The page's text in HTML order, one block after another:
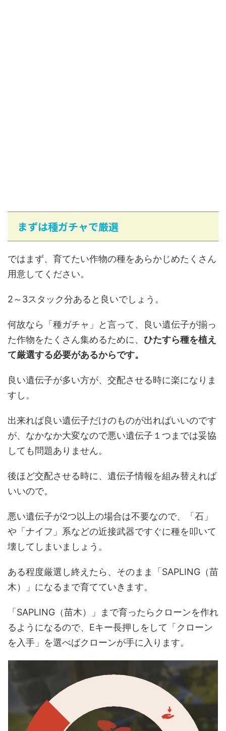
まずは種ガチャで厳選
ではまず、育てたい作物の種をあらかじめたくさん
用意してください。
2～3スタック分あると良いでしょう。
何故なら「種ガチャ」と言って、良い遺伝子が揃っ
た作物をたくさん集めるために、 ひたすら種を植え
て厳選する必要があるからです。
良い遺伝子が多い方が、交配させる時に楽になりま
すし。
出来れば良い遺伝子だけのものが出ればいいのです
が、なかなか大変なので悪い遺伝子１つまでは妥協
しても問題ありません。
後ほど交配させる時に、遺伝子情報を組み替えれば
いいので。
悪い遺伝子が2つ以上の場合は不要なので、「石」
や「ナイフ」系などの近接武器ですぐに種を叩いて
壊してしまいましょう。
ある程度厳選し終えたら、そのまま「SAPLING（苗
木）」になるまで育てていきます。
「SAPLING（苗木）」まで育ったらクローンを作れ
るようになるので、Eキー長押しをして「クローン
を入手」を選べばクローンが手に入ります。